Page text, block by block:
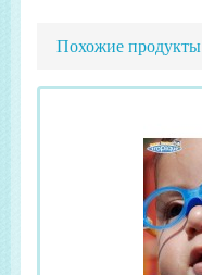
Похожие продукты